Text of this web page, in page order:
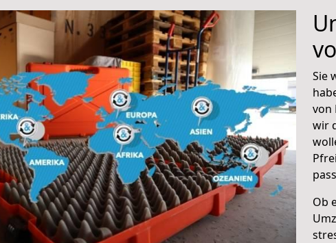
Sie
von
wir
Ob